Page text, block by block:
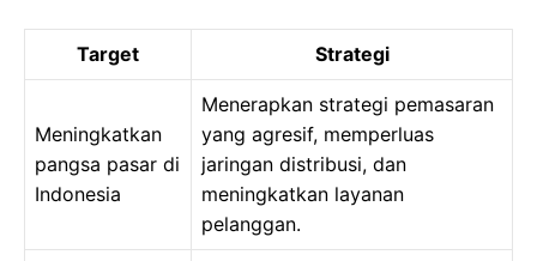
Target Strategi
Meningkatkan
pangsa pasar di
Indonesia
Menerapkan strategi pemasaran
yang agresif, memperluas
jaringan distribusi, dan
meningkatkan layanan
pelanggan.